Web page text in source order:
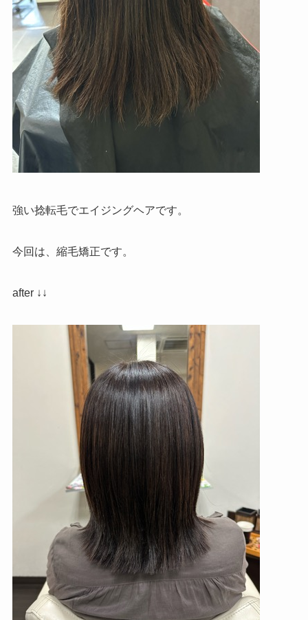
強い捻転毛でエイジングヘアです。
今回は、縮毛矯正です。
after ↓↓